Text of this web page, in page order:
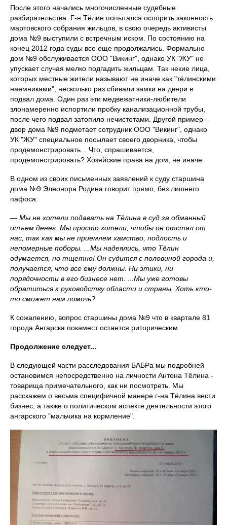
После этого начались многочисленные судебные
разбирательства. Г-н Тёлин попытался оспорить законность
мартовского собрания жильцов, в свою очередь активисты
дома №9 выступили с встречным иском. По состоянию на
конец 2012 года суды все еще продолжались. Формально
дом №9 обслуживается ООО "Викинг", однако УК "ЖУ" не
упускает случая мелко подгадить жильцам. Так некие лица,
которых местные жители называют не иначе как "тёлинскими
наемниками", несколько раз сбивали замки на двери в
подвал дома. Один раз эти медвежатники-любители
злонамеренно испортили пробку канализационной трубы,
после чего подвал затопило нечистотами. Другой пример -
двор дома №9 подметает сотрудник ООО "Викинг", однако
УК "ЖУ" специальное посылает своего дворника, чтобы
продемонстрировать... Что, спрашивается,
продемонстрировать? Хозяйские права на дом, не иначе.
В одном из своих письменных заявлений к суду старшина
дома №9 Элеонора Родина говорит прямо, без лишнего
пафоса:
— Мы не хотели подавать на Тёлина в суд за обманный
отъем денег. Мы просто хотели, чтобы он отстал от
нас, так как мы не приемлем хамство, подлость и
непомерные поборы. ...Мы надеялись, что Тёлин
одумается, но тщетно! Он судится с половиной города и,
получается, что все ему должны. Ни этики, ни
порядочности в его бизнесе нет. ...Мы уже готовы
обратиться к руководству области и страны. Хоть кто-
то сможет нам помочь?
К сожалению, вопрос старшины дома №9 что в квартале 81
города Ангарска покамест остается риторическим.
Продолжение следует...
В следующей части расследования БАБРа мы подробней
остановимся непосредственно на личности Антона Тёлина -
товарища примечательного, как ни посмотреть. Мы
расскажем о весьма специфичной манере г-на Тёлина вести
бизнес, а также о политическом аспекте деятельности этого
ангарского "мальчика на кормление".